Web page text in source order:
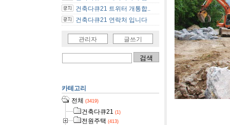
건축다큐21 트위터 개통합..
건축다큐21 연락처 입니다
관리자 글쓰기
카테고리
전체 (3419)
건축다큐21 (1)
전원주택 (413)